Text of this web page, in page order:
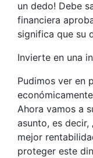
un dedo! Debe
financiera
significa que su
Invierte en una
Pudimos ver en
Ahora vamos a
asunto, es
mejor
proteger este